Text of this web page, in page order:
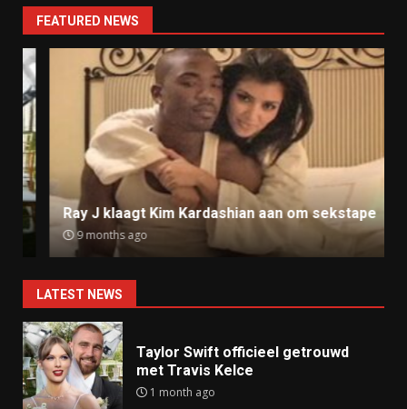
FEATURED NEWS
Ray J klaagt Kim Kardashian aan om sekstape
9 months ago
LATEST NEWS
Taylor Swift officieel getrouwd
met Travis Kelce
1 month ago